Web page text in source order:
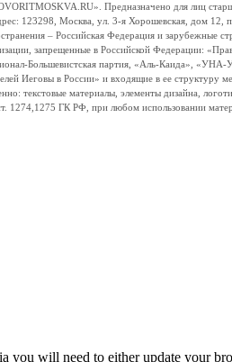
Предназначено для лиц
123298, Москва, ул. 3-я Хорошевская, дом
– Российская Федерация и зарубежные
запрещенные в Российской Федерации:
Большевистская партия, «Аль-Каида», «УНА-
Иеговы в России» и входящие в ее структуру
текстовые материалы, элементы дизайна,
1274,1275 ГК РФ, при любом использовании
you will need to either update your